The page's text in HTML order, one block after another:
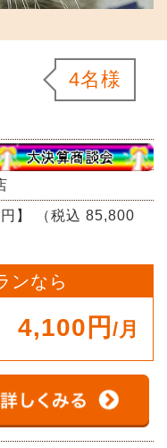
4名様
】
（税込 85,800
ンなら
4,100円 /月